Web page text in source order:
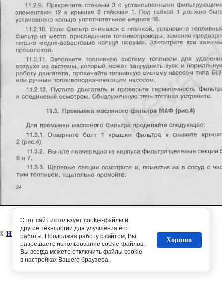
© НЕВА-диз
Этот сайт использует cookie-файлы и
другие технологии для улучшения его
работы. Продолжая работу с сайтом, Вы
разрешаете использование cookie-файлов.
Вы всегда можете отключить файлы cookie
в настройках Вашего браузера.
Хорошо